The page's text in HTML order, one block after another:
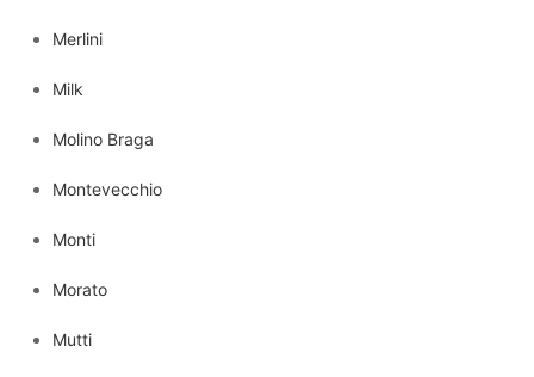
Merlini
Milk
Molino Braga
Montevecchio
Monti
Morato
Mutti